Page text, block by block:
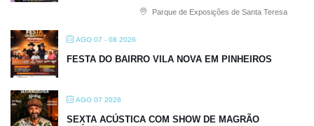
Parque de Exposições de Santa Teresa
AGO 07 - 08 2026
FESTA DO BAIRRO VILA NOVA EM PINHEIROS
AGO 07 2026
SEXTA ACÚSTICA COM SHOW DE MAGRÃO